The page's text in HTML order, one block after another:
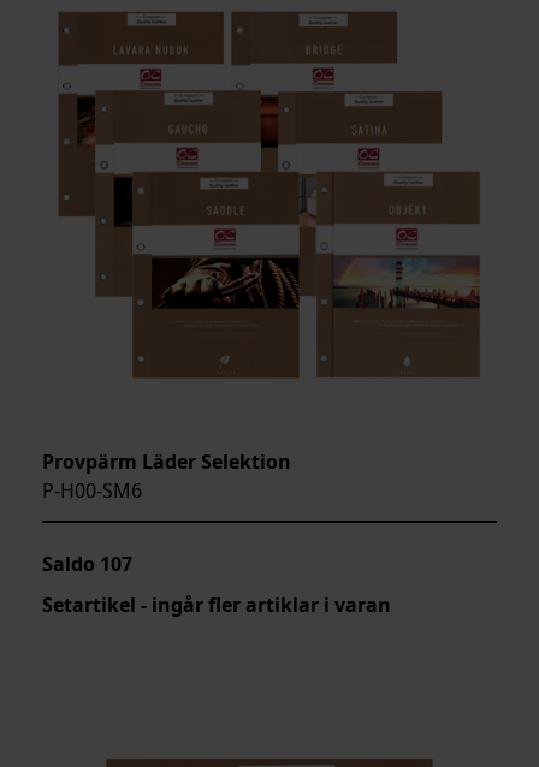
Provpärm Läder Selektion
P-H00-SM6
Saldo 107
Setartikel - ingår fler artiklar i varan